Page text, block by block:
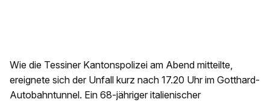
Wie die Tessiner Kantonspolizei am Abend mitteilte,
ereignete sich der Unfall kurz nach 17.20 Uhr im Gotthard-
Autobahntunnel. Ein 68-jähriger italienischer